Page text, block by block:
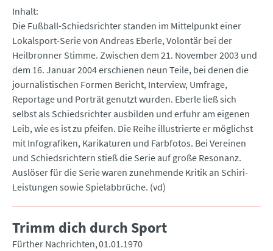
Inhalt
Die Fußball-Schiedsrichter standen im Mittelpunkt einer
Lokalsport-Serie von Andreas Eberle, Volontär bei der
Heilbronner Stimme. Zwischen dem 21. November 2003 und
dem 16. Januar 2004 erschienen neun Teile, bei denen die
journalistischen Formen Bericht, Interview, Umfrage,
Reportage und Porträt genutzt wurden. Eberle ließ sich
selbst als Schiedsrichter ausbilden und erfuhr am eigenen
Leib, wie es ist zu pfeifen. Die Reihe illustrierte er möglichst
mit Infografiken, Karikaturen und Farbfotos. Bei Vereinen
und Schiedsrichtern stieß die Serie auf große Resonanz.
Auslöser für die Serie waren zunehmende Kritik an Schiri-
Leistungen sowie Spielabbrüche. (vd)
Trimm dich durch Sport
Fürther Nachrichten 01.01.1970